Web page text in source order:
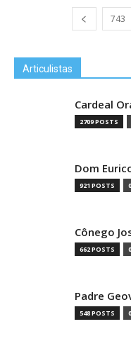
743
Articulistas
Cardeal
2709 POSTS
Dom
921 POSTS
Cônego
662 POSTS
Padre
548 POSTS